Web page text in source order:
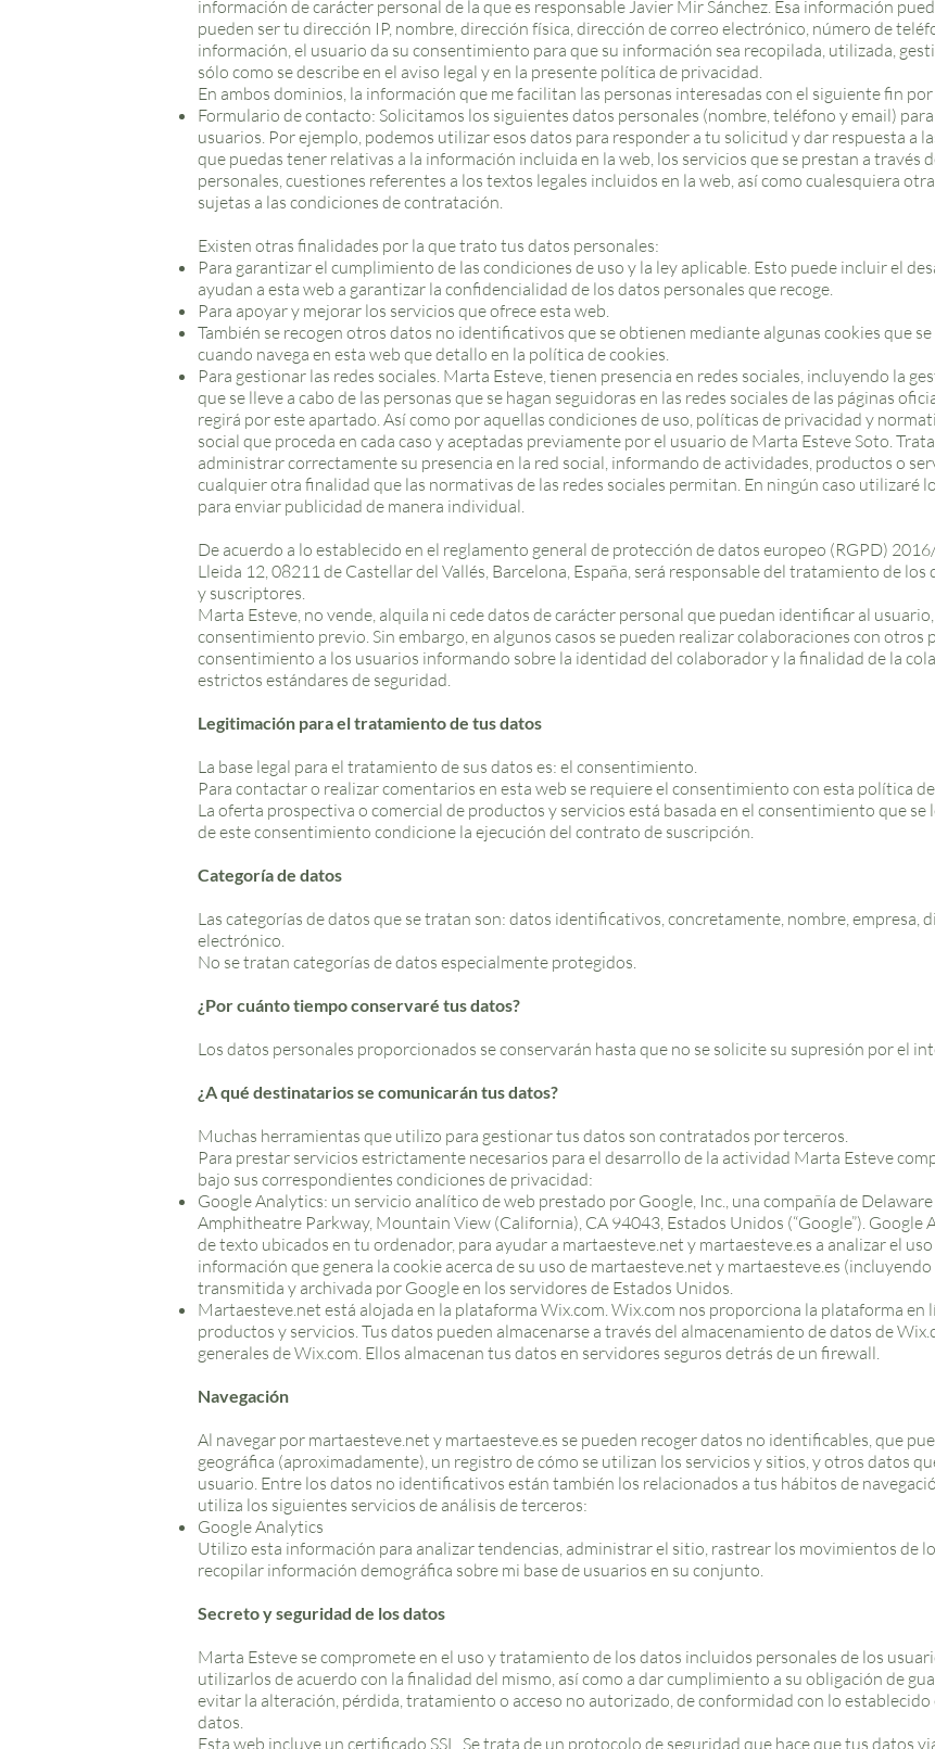
información de carácter personal de la que es responsable Javier Mir Sánchez. Esa información
pueden ser tu dirección IP, nombre, dirección física, dirección de correo electrónico, número de
información, el usuario da su consentimiento para que su información sea recopilada, utilizada,
sólo como se describe en el aviso legal y en la presente política de privacidad.
En ambos dominios, la información que me facilitan las personas interesadas con el siguiente fin
Formulario de contacto: Solicitamos los siguientes datos personales (nombre, teléfono y email)
usuarios. Por ejemplo, podemos utilizar esos datos para responder a tu solicitud y dar respuesta a
que puedas tener relativas a la información incluida en la web, los servicios que se prestan a través
personales, cuestiones referentes a los textos legales incluidos en la web, así como cualesquiera
sujetas a las condiciones de contratación.
Existen otras finalidades por la que trato tus datos personales:
Para garantizar el cumplimiento de las condiciones de uso y la ley aplicable. Esto puede incluir el
ayudan a esta web a garantizar la confidencialidad de los datos personales que recoge.
Para apoyar y mejorar los servicios que ofrece esta web.
También se recogen otros datos no identificativos que se obtienen mediante algunas cookies que
cuando navega en esta web que detallo en la política de cookies.
Para gestionar las redes sociales. Marta Esteve, tienen presencia en redes sociales, incluyendo la
que se lleve a cabo de las personas que se hagan seguidoras en las redes sociales de las páginas
regirá por este apartado. Así como por aquellas condiciones de uso, políticas de privacidad y
social que proceda en cada caso y aceptadas previamente por el usuario de Marta Esteve Soto.
administrar correctamente su presencia en la red social, informando de actividades, productos o
cualquier otra finalidad que las normativas de las redes sociales permitan. En ningún caso utilizaré
para enviar publicidad de manera individual.
De acuerdo a lo establecido en el reglamento general de protección de datos europeo (RGPD)
Lleida 12, 08211 de Castellar del Vallés, Barcelona, España, será responsable del tratamiento de
y suscriptores.
Marta Esteve, no vende, alquila ni cede datos de carácter personal que puedan identificar al
consentimiento previo. Sin embargo, en algunos casos se pueden realizar colaboraciones con otros
consentimiento a los usuarios informando sobre la identidad del colaborador y la finalidad de la
estrictos estándares de seguridad.
Legitimación para el tratamiento de tus datos
La base legal para el tratamiento de sus datos es: el consentimiento.
Para contactar o realizar comentarios en esta web se requiere el consentimiento con esta política
La oferta prospectiva o comercial de productos y servicios está basada en el consentimiento que
de este consentimiento condicione la ejecución del contrato de suscripción.
Categoría de datos
​Las categorías de datos que se tratan son: datos identificativos, concretamente, nombre, empresa,
electrónico.
No se tratan categorías de datos especialmente protegidos.
¿Por cuánto tiempo conservaré tus datos?
​Los datos personales proporcionados se conservarán hasta que no se solicite su supresión por el
¿A qué destinatarios se comunicarán tus datos?
Muchas herramientas que utilizo para gestionar tus datos son contratados por terceros.
Para prestar servicios estrictamente necesarios para el desarrollo de la actividad Marta Esteve
bajo sus correspondientes condiciones de privacidad:
Google Analytics: un servicio analítico de web prestado por Google, Inc., una compañía de
Amphitheatre Parkway, Mountain View (California), CA 94043, Estados Unidos (“Google”). Google
de texto ubicados en tu ordenador, para ayudar a martaesteve.net y martaesteve.es a analizar el
información que genera la cookie acerca de su uso de martaesteve.net y martaesteve.es
transmitida y archivada por Google en los servidores de Estados Unidos.
Martaesteve.net está alojada en la plataforma Wix.com. Wix.com nos proporciona la plataforma
productos y servicios. Tus datos pueden almacenarse a través del almacenamiento de datos de
generales de Wix.com. Ellos almacenan tus datos en servidores seguros detrás de un firewall.
Navegación
Al navegar por martaesteve.net y martaesteve.es se pueden recoger datos no identificables, que
geográfica (aproximadamente), un registro de cómo se utilizan los servicios y sitios, y otros datos
usuario. Entre los datos no identificativos están también los relacionados a tus hábitos de
utiliza los siguientes servicios de análisis de terceros:
Google Analytics
Utilizo esta información para analizar tendencias, administrar el sitio, rastrear los movimientos de
recopilar información demográfica sobre mi base de usuarios en su conjunto.
Secreto y seguridad de los datos
Marta Esteve se compromete en el uso y tratamiento de los datos incluidos personales de los
utilizarlos de acuerdo con la finalidad del mismo, así como a dar cumplimiento a su obligación de
evitar la alteración, pérdida, tratamiento o acceso no autorizado, de conformidad con lo
datos.
Esta web incluye un certificado SSL. Se trata de un protocolo de seguridad que hace que tus datos